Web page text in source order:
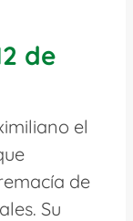
de
el
de
Su